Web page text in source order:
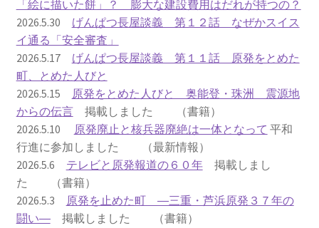
2023.3.12 第12回原発ゼロへのカウントダウンinかわ
さき集会
2023.6.25（日）映画「原発をとめた裁判長 そして
原発をとめる農家たち」上映会を開催
2023.10.8 原発ゼロへのカウントダウンinかわさき
講演会開催
2024.3.10第13回原発ゼロへのカウントダウンinかわさ
き集会
「絵に描いた餅」？ 膨大な建設費用はだれが持つの？
2026.5.30 げんぱつ長屋談義 第１２話 なぜかスイス
イ通る「安全審査」
2026.5.17 げんぱつ長屋談義 第１１話 原発をとめた
町、とめた人びと
2026.5.15 原発をとめた人びと 奥能登・珠洲 震源地
からの伝言掲載しました （書籍）
2026.5.10 原発廃止と核兵器廃絶は一体となって 平和
行進に参加しました （最新情報）
2026.5.6 テレビと原発報道の６０年掲載しまし
た （書籍）
2026.5.3 原発を止めた町 ―三重・芦浜原発３７年の
闘い―掲載しました （書籍）